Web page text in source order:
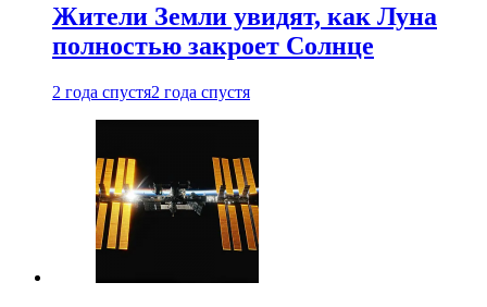
Жители Земли увидят, как Луна
полностью закроет Солнце
2 года спустя2 года спустя